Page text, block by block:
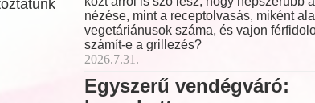
nézése, mint a receptolvasás, miként
vegetáriánusok száma, és vajon
számít-e a grillezés?
2026.7.31.
Egyszerű vendégváró: